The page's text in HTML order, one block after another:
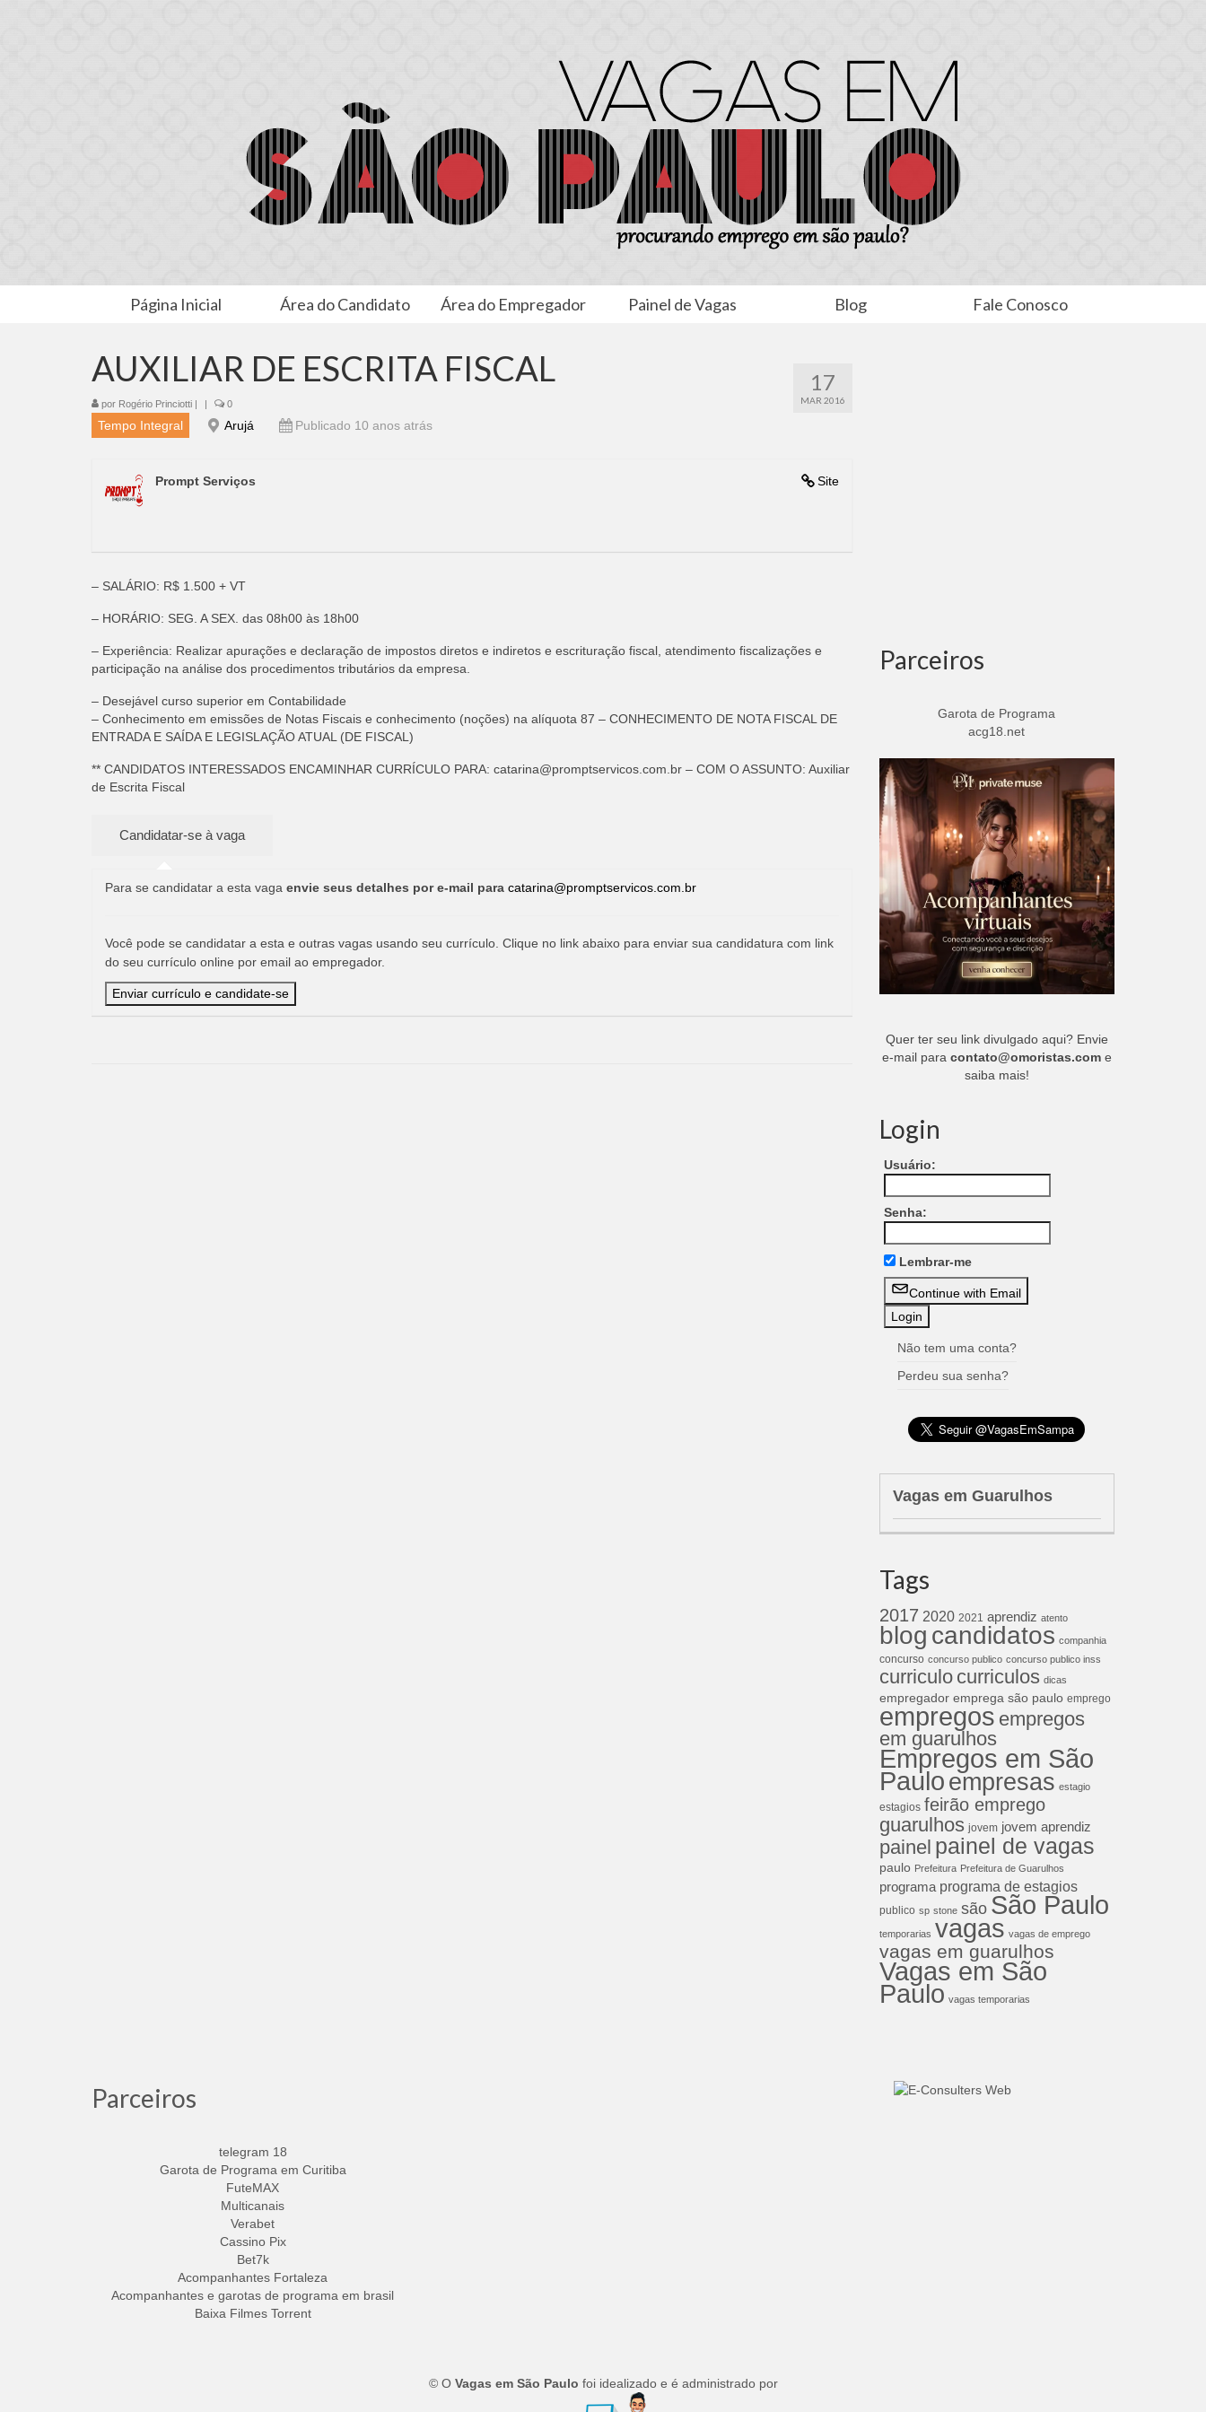
Página Inicial Área do Candidato Área do Empregador Painel de Vagas Blog Fale Conosco
17
MAR 2016
AUXILIAR DE ESCRITA FISCAL
por Rogério Princiotti | | 0
Tempo Integral Arujá Publicado 10 anos atrás
Site
Prompt Serviços
– SALÁRIO: R$ 1.500 + VT
– HORÁRIO: SEG. A SEX. das 08h00 às 18h00
– Experiência: Realizar apurações e declaração de impostos diretos e indiretos e escrituração fiscal, atendimento fiscalizações e
participação na análise dos procedimentos tributários da empresa.
– Desejável curso superior em Contabilidade
– Conhecimento em emissões de Notas Fiscais e conhecimento (noções) na alíquota 87 – CONHECIMENTO DE NOTA FISCAL DE
ENTRADA E SAÍDA E LEGISLAÇÃO ATUAL (DE FISCAL)
** CANDIDATOS INTERESSADOS ENCAMINHAR CURRÍCULO PARA: catarina@promptservicos.com.br – COM O ASSUNTO: Auxiliar
de Escrita Fiscal
Para se candidatar a esta vaga envie seus detalhes por e-mail para catarina@promptservicos.com.br
Você pode se candidatar a esta e outras vagas usando seu currículo. Clique no link abaixo para enviar sua candidatura com link
do seu currículo online por email ao empregador.
Parceiros
Garota de Programa
acg18.net
Quer ter seu link divulgado aqui? Envie
e-mail para contato@omoristas.come
saiba mais!
Login
Usuário:
Senha:
Lembrar-me
Continue with Email
Não tem uma conta?
Perdeu sua senha?
Vagas em Guarulhos
Tags
2017 2020 2021 aprendiz atento
blog candidatos companhia
concurso concurso publico concurso publico inss
curriculo curriculos dicas
empregador emprega são paulo emprego
empregos empregos
em guarulhos
Empregos em São
Pauloempresas estagio
estagios feirão emprego
guarulhos jovem jovem aprendiz
painel painel de vagas
paulo Prefeitura Prefeitura de Guarulhos
programa programa de estagios
publico sp stone são São Paulo
temporarias vagas vagas de emprego
vagas em guarulhos
Vagas em São
Paulo vagas temporarias
Parceiros
telegram 18
Garota de Programa em Curitiba
FuteMAX
Multicanais
Verabet
Cassino Pix
Bet7k
Acompanhantes Fortaleza
Acompanhantes e garotas de programa em brasil
Baixa Filmes Torrent
© O Vagas em São Paulo foi idealizado e é administrado por